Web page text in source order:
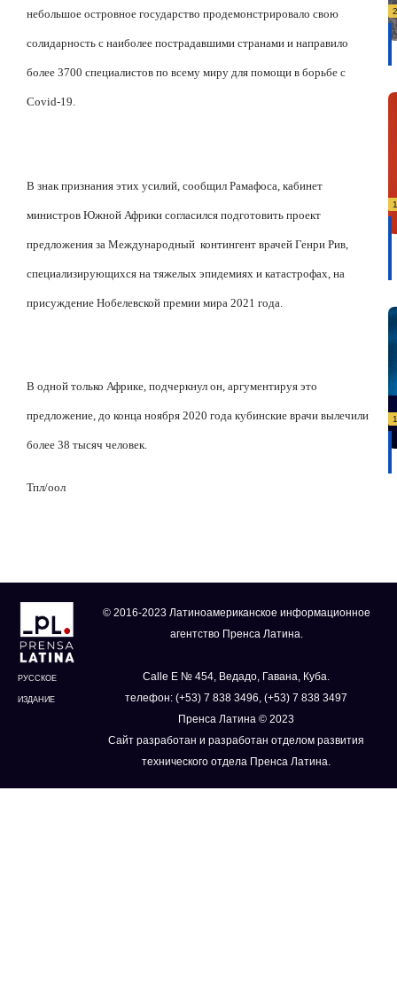
небольшое островное государство продемонстрировало свою
солидарность с наиболее пострадавшими странами и направило
более 3700 специалистов по всему миру для помощи в борьбе с
Covid-19.
В знак признания этих усилий, сообщил Рамафоса, кабинет
министров Южной Африки согласился подготовить проект
предложения за Международный контингент врачей Генри Рив,
специализирующихся на тяжелых эпидемиях и катастрофах, на
присуждение Нобелевской премии мира 2021 года.
В одной только Африке, подчеркнул он, аргументируя это
предложение, до конца ноября 2020 года кубинские врачи вылечили
более 38 тысяч человек.
Тпл/оол
РУССКОЕ
ИЗДАНИЕ
© 2016-2023 Латиноамериканское информационное
агентство Пренса Латина.
Calle E № 454, Ведадо, Гавана, Куба.
телефон: (+53) 7 838 3496, (+53) 7 838 3497
Пренса Латина © 2023
Сайт разработан и разработан отделом развития
технического отдела Пренса Латина.